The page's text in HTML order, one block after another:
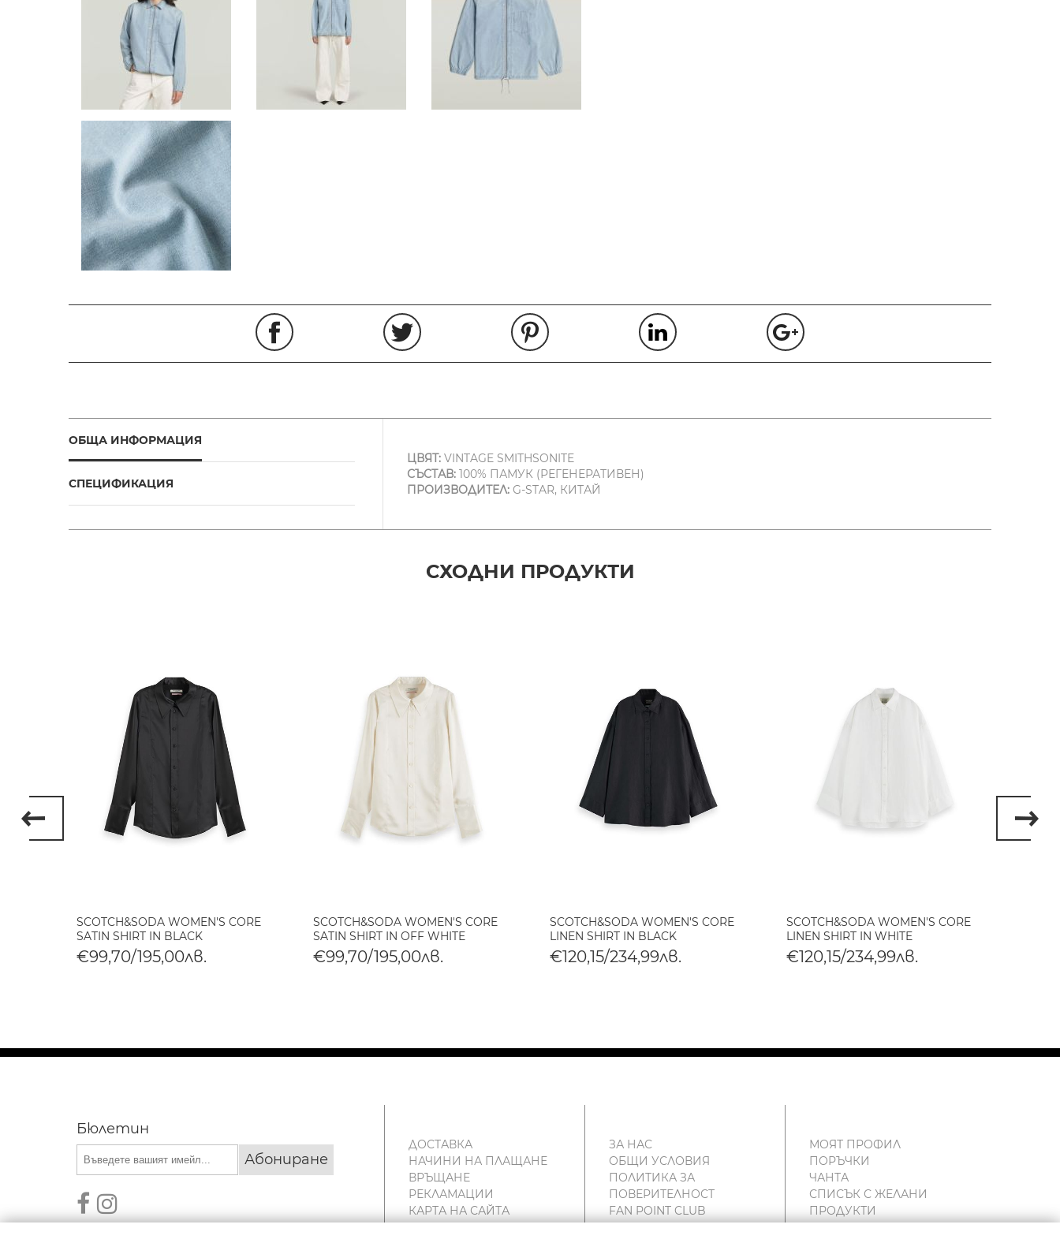
ОБЩА ИНФОРМАЦИЯ
СПЕЦИФИКАЦИЯ
ЦВЯТ:VINTAGE SMITHSONITE
СЪСТАВ:100% ПАМУК (РЕГЕНЕРАТИВЕН)
ПРОИЗВОДИТЕЛ:G-STAR, КИТАЙ
СХОДНИ ПРОДУКТИ
SCOTCH&SODA WOMEN'S CORE
SATIN SHIRT IN BLACK
€99,70/195,00лв.
SCOTCH&SODA WOMEN'S CORE
SATIN SHIRT IN OFF WHITE
€99,70/195,00лв.
SCOTCH&SODA WOMEN'S CORE
LINEN SHIRT IN BLACK
€120,15/234,99лв.
SCOTCH&SODA WOMEN'S CORE
LINEN SHIRT IN WHITE
€120,15/234,99лв.
Бюлетин
Абониране
ДОСТАВКА
НАЧИНИ НА ПЛАЩАНЕ
ВРЪЩАНЕ
РЕКЛАМАЦИИ
КАРТА НА САЙТА
КОНТАКТИ
ЗА НАС
ОБЩИ УСЛОВИЯ
ПОЛИТИКА ЗА
ПОВЕРИТЕЛНОСТ
FAN POINT CLUB
МАГАЗИНИ
МОЯТ ПРОФИЛ
ПОРЪЧКИ
ЧАНТА
СПИСЪК С ЖЕЛАНИ
ПРОДУКТИ